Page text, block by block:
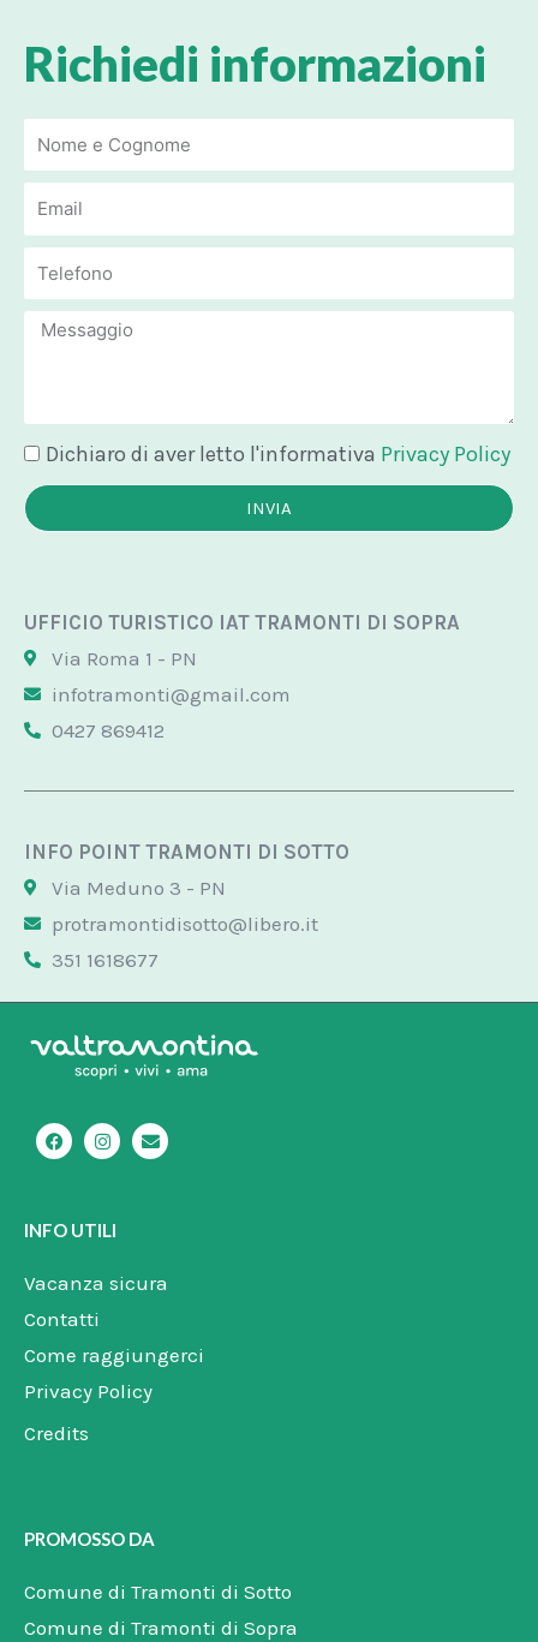
Richiedi informazioni
Email
Email
Message
Dichiaro di aver letto l'informativa Privacy Policy
INVIA
UFFICIO TURISTICO IAT TRAMONTI DI SOPRA
Via Roma 1 - PN
infotramonti@gmail.com
0427 869412
INFO POINT TRAMONTI DI SOTTO
Via Meduno 3 - PN
protramontidisotto@libero.it
351 1618677
F
a
c
o
o
I
n
s
g
r
E
n
v
INFO UTILI
Vacanza sicura
Contatti
Come raggiungerci
Privacy Policy
Credits
PROMOSSO DA
Comune di Tramonti di Sotto
Comune di Tramonti di Sopra